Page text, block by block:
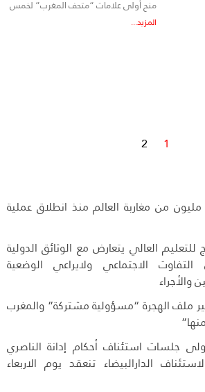
منح أولى علامات “متحف المغرب” لخمس
المزيد...
1
2
دخول أزيد من 2,7 مليون من مغاربة العالم منذ انطلاق عملية
العالي يتعارض مع الوثائق الدولية
الاجتماعي ولايراعي الوضعية
والأجراء
ملف الهجرة “مسؤولية مشتركة” والمغرب
جلسات استئناف أحكام إدانة الناصري
الدارالبيضاء تنعقد يوم الاربعاء